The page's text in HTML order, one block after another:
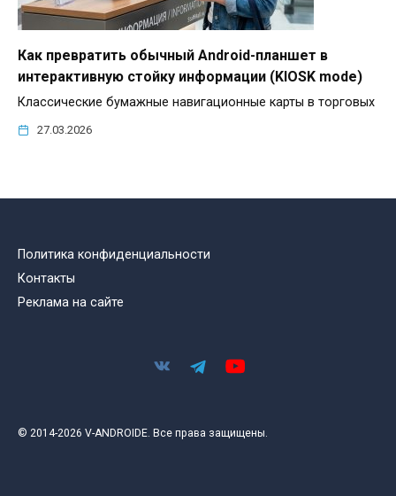
Как превратить обычный Android-планшет в
интерактивную стойку информации (KIOSK mode)
Классические бумажные навигационные карты в торговых
27.03.2026
Политика конфиденциальности
Контакты
Реклама на сайте
© 2014-2026 V-ANDROIDE. Все права защищены.